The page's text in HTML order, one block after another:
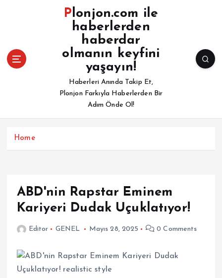
a
Plonjon.com ile
haberlerden
haberdar
olmanın keyfini
yaşayın!
Haberleri Anında Takip Et,
Plonjon Farkıyla Haberlerden Bir
Adım Önde Ol!
Home
ABD'nin Rapstar Eminem
Kariyeri Dudak Uçuklatıyor!
Editor GENEL Mayıs 28, 2025 0 Comments